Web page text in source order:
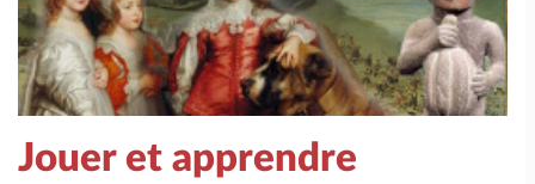
Jouer et apprendre